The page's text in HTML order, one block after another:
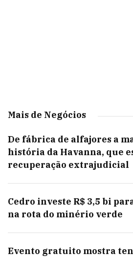
Mais de Negócios
De fábrica de alfajores a
história da Havanna, que
recuperação extrajudicial
Cedro investe R$ 3,5 bi
na rota do minério verde
Evento gratuito mostra